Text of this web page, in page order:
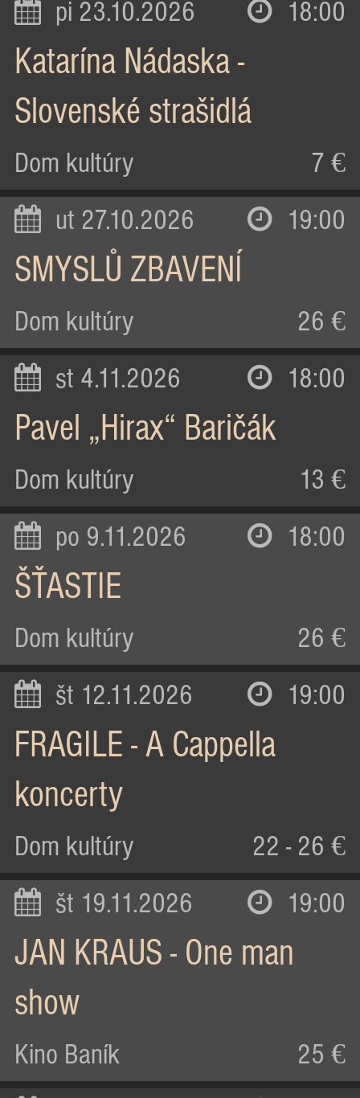
pi 23.10.2026 18:00
Katarína Nádaska -
Slovenské strašidlá
Dom kultúry 7 €
ut 27.10.2026 19:00
SMYSLŮ ZBAVENÍ
Dom kultúry 26 €
st 4.11.2026 18:00
Pavel „Hirax“ Baričák
Dom kultúry 13 €
po 9.11.2026 18:00
ŠŤASTIE
Dom kultúry 26 €
št 12.11.2026 19:00
FRAGILE - A Cappella
koncerty
Dom kultúry 22 - 26 €
št 19.11.2026 19:00
JAN KRAUS - One man
show
Kino Baník 25 €